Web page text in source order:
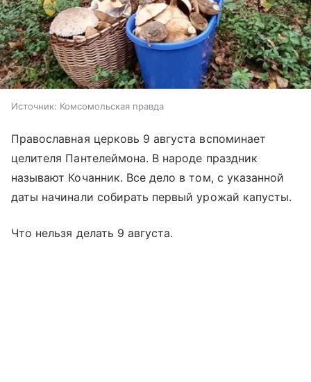
Источник: Комсомольская правда
Православная церковь 9 августа вспоминает
целителя Пантелеймона. В народе праздник
называют Кочанник. Все дело в том, с указанной
даты начинали собирать первый урожай капусты.
Что нельзя делать 9 августа.